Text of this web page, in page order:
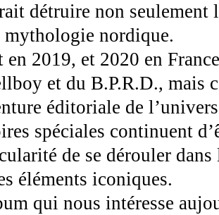
détruire non seulement
mythologie nordique.
en 2019, et 2020 en
et du B.P.R.D., mais
éditoriale de
spéciales continuent
de se dérouler dans
éléments iconiques.
qui nous intéresse